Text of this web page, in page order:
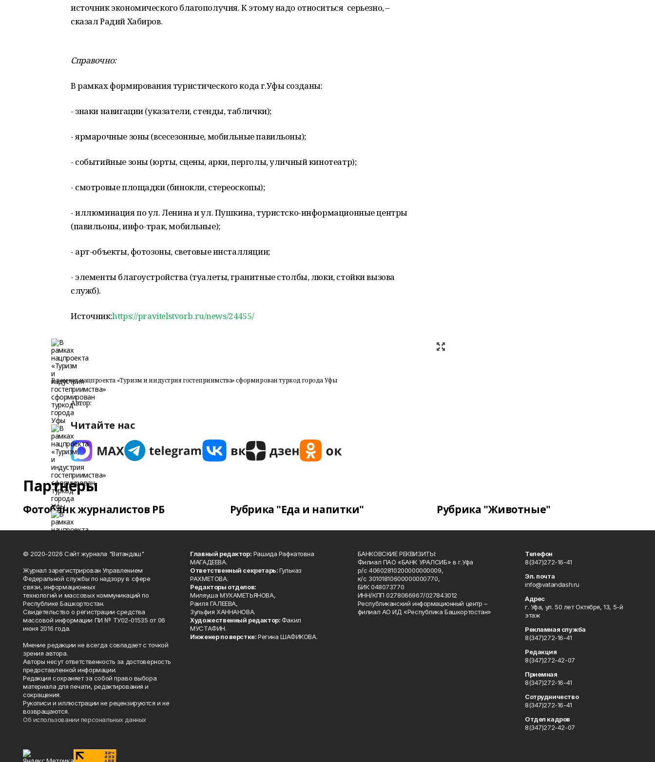
источник экономического благополучия. К этому надо относиться серьезно, –
сказал Радий Хабиров.
Справочно:
В рамках формирования туристического кода г.Уфы созданы:
- знаки навигации (указатели, стенды, таблички);
- ярмарочные зоны (всесезонные, мобильные павильоны);
- событийные зоны (юрты, сцены, арки, перголы, уличный кинотеатр);
- смотровые площадки (бинокли, стереоскопы);
- иллюминация по ул. Ленина и ул. Пушкина, туристско-информационные центры
(павильоны, инфо-трак, мобильные);
- арт-объекты, фотозоны, световые инсталляции;
- элементы благоустройства (туалеты, гранитные столбы, люки, стойки вызова
служб).
Источник:https://pravitelstvorb.ru/news/24455/
В рамках нацпроекта «Туризм и индустрия гостеприимства» сформирован туркод города Уфы
Автор:
Читайте нас
Партнеры
Фотобанк журналистов РБ Рубрика "Еда и напитки" Рубрика "Животные"
© 2020-2026 Сайт журнала "Ватандаш"
Журнал зарегистрирован Управлением
Федеральной службы по надзору в сфере
связи, информационных
технологий и массовых коммуникаций по
Республике Башкортостан.
Свидетельство о регистрации средства
массовой информации ПИ № ТУ02-01535 от 06
июня 2016 года.
Мнение редакции не всегда совпадает с точкой
зрения автора.
Авторы несут ответственность за достоверность
предоставленной информации.
Редакция сохраняет за собой право выбора
материала для печати, редактирования и
сокращения.
Рукописи и иллюстрации не рецензируются и не
возвращаются.
Об использовании персональных данных
Главный редактор: Рашида Рафкатовна
МАГАДЕЕВА.
Ответственный секретарь:Гульназ
РАХМЕТОВА.
Редакторы отделов:
Миляуша МУХАМЕТЬЯНОВА,
Раиля ГАЛЕЕВА,
Зульфия ХАННАНОВА.
Художественный редактор:Факил
МУСТАФИН.
Инженер по верстке:Регина ШАФИКОВА.
БАНКОВСКИЕ РЕКВИЗИТЫ:
Филиал ПАО «БАНК УРАЛСИБ» в г.Уфа
р/с 40602810200000000009,
к/с 30101810600000000770,
БИК 048073770
ИНН/КПП 0278066967/027843012
Республиканский информационный центр –
филиал АО ИД «Республика Башкортостан»
Телефон
8(347)272-16-41
Эл. почта
info@vatandash.ru
Адрес
г. Уфа, ул. 50 лет Октября, 13, 5-й
этаж
Рекламная служба
8(347)272-16-41
Редакция
8(347)272-42-07
Приемная
8(347)272-16-41
Сотрудничество
8(347)272-16-41
Отдел кадров
8(347)272-42-07